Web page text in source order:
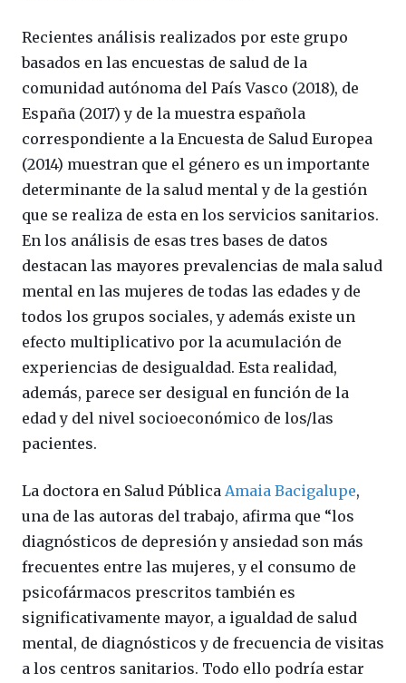
Recientes análisis realizados por este grupo
basados en las encuestas de salud de la
comunidad autónoma del País Vasco (2018), de
España (2017) y de la muestra española
correspondiente a la Encuesta de Salud Europea
(2014) muestran que el género es un importante
determinante de la salud mental y de la gestión
que se realiza de esta en los servicios sanitarios.
En los análisis de esas tres bases de datos
destacan las mayores prevalencias de mala salud
mental en las mujeres de todas las edades y de
todos los grupos sociales, y además existe un
efecto multiplicativo por la acumulación de
experiencias de desigualdad. Esta realidad,
además, parece ser desigual en función de la
edad y del nivel socioeconómico de los/las
pacientes.
La doctora en Salud Pública Amaia Bacigalupe,
una de las autoras del trabajo, afirma que “los
diagnósticos de depresión y ansiedad son más
frecuentes entre las mujeres, y el consumo de
psicofármacos prescritos también es
significativamente mayor, a igualdad de salud
mental, de diagnósticos y de frecuencia de visitas
a los centros sanitarios. Todo ello podría estar